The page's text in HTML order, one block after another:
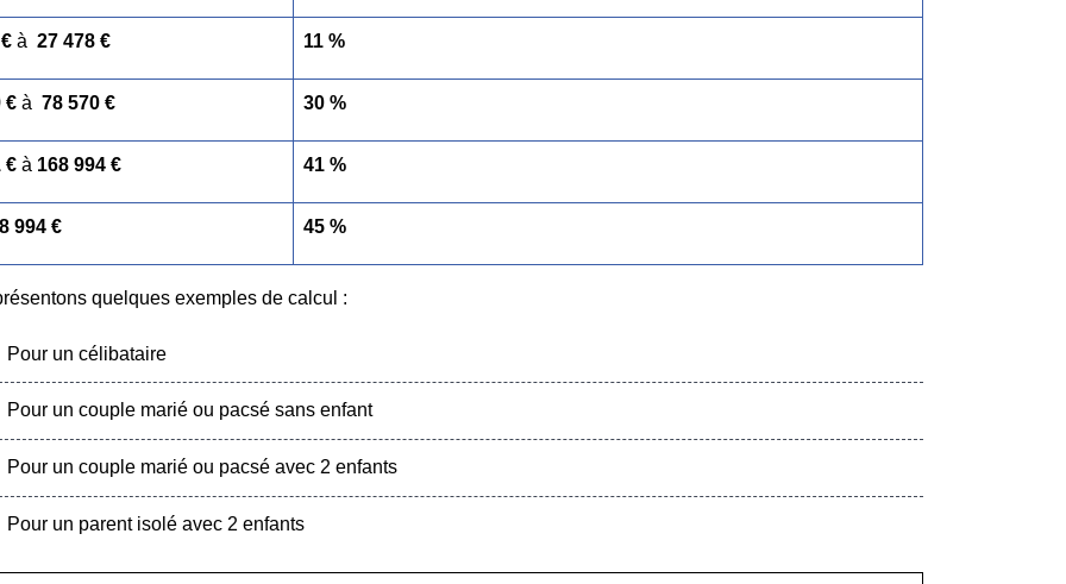
à 27 478 € 11 %
€à 78 570 € 30 %
€à 168 994 € 41 %
994 € 45 %
quelques exemples de calcul :
Pour un célibataire
Pour un couple marié ou pacsé sans enfant
Pour un couple marié ou pacsé avec 2 enfants
Pour un parent isolé avec 2 enfants